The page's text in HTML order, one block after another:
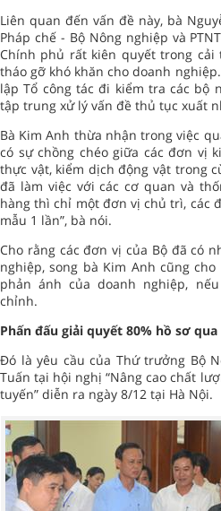
Liên quan đến vấn đề này, bà
Pháp chế - Bộ Nông nghiệp và
Chính phủ rất kiên quyết trong
tháo gỡ khó khăn cho doanh
lập Tổ công tác đi kiểm tra các bộ
tập trung xử lý vấn đề thủ tục xuất
Bà Kim Anh thừa nhận trong việc
có sự chồng chéo giữa các đơn vị
thực vật, kiểm dịch động vật trong
đã làm việc với các cơ quan và
hàng thì chỉ một đơn vị chủ trì, các
mẫu 1 lần”, bà nói.
Cho rằng các đơn vị của Bộ đã có
nghiệp, song bà Kim Anh cũng
phản ánh của doanh nghiệp,
chỉnh.
Phấn đấu giải quyết 80% hồ sơ
Đó là yêu cầu của Thứ trưởng Bộ
Tuấn tại hội nghị “Nâng cao chất
tuyến” diễn ra ngày 8/12 tại Hà Nội.